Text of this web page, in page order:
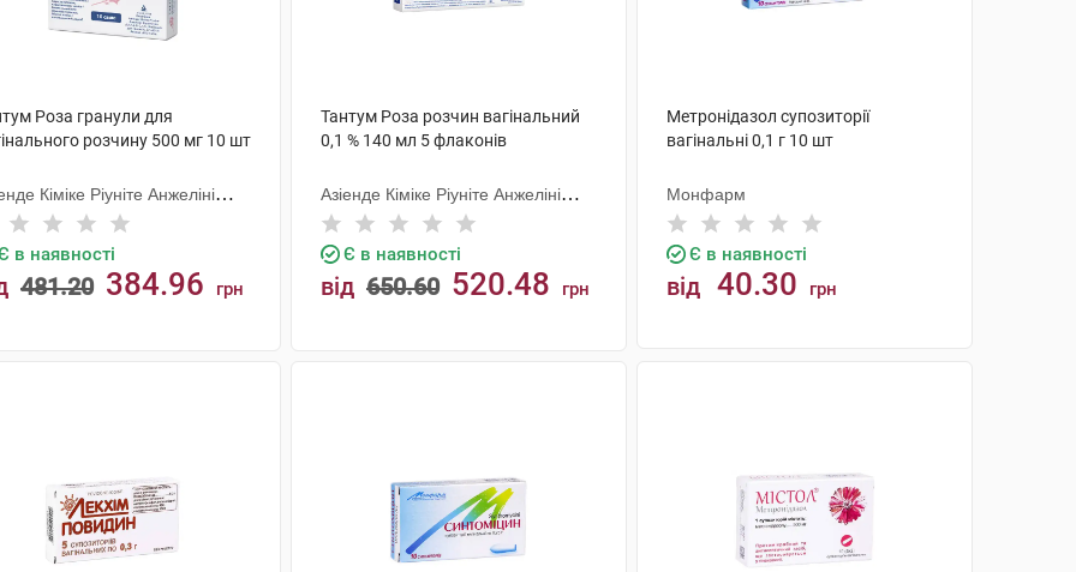
Роза гранули для
розчину 500 мг 10 шт
Кіміке Ріуніте Анжеліні
в наявності
481.20 384.96 грн
Тантум Роза розчин вагінальний
0,1 % 140 мл 5 флаконів
Азіенде Кіміке Ріуніте Анжеліні
Франческо
Є в наявності
від 650.60 520.48 грн
Метронідазол супозиторії
вагінальні 0,1 г 10 шт
Монфарм
Є в наявності
від 40.30 грн